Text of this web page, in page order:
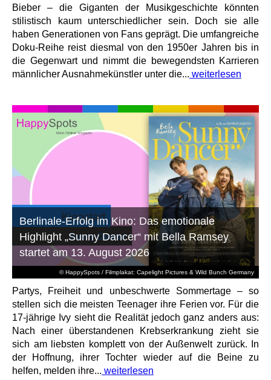
Bieber – die Giganten der Musikgeschichte könnten
stilistisch kaum unterschiedlicher sein. Doch sie alle
haben Generationen von Fans geprägt. Die umfangreiche
Doku-Reihe reist diesmal von den 1950er Jahren bis in
die Gegenwart und nimmt die bewegendsten Karrieren
männlicher Ausnahmekünstler unter die... weiterlesen
© HappySpots / Filmplakat: Capelight Pictures & Wild Bunch Germany
Berlinale-Erfolg im Kino: Das emotionale
Highlight „Sunny Dancer“ mit Bella Ramsey
startet am 13. August 2026
Partys, Freiheit und unbeschwerte Sommertage – so
stellen sich die meisten Teenager ihre Ferien vor. Für die
17-jährige Ivy sieht die Realität jedoch ganz anders aus:
Nach einer überstandenen Krebserkrankung zieht sie
sich am liebsten komplett von der Außenwelt zurück. In
der Hoffnung, ihrer Tochter wieder auf die Beine zu
helfen, melden ihre... weiterlesen